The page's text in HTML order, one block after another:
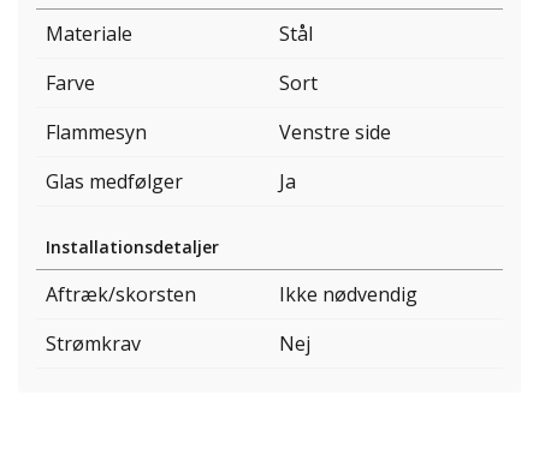
Materiale
Stål
Farve
Sort
Flammesyn
Venstre side
Glas medfølger
Ja
Installationsdetaljer
Aftræk/skorsten
Ikke nødvendig
Strømkrav
Nej